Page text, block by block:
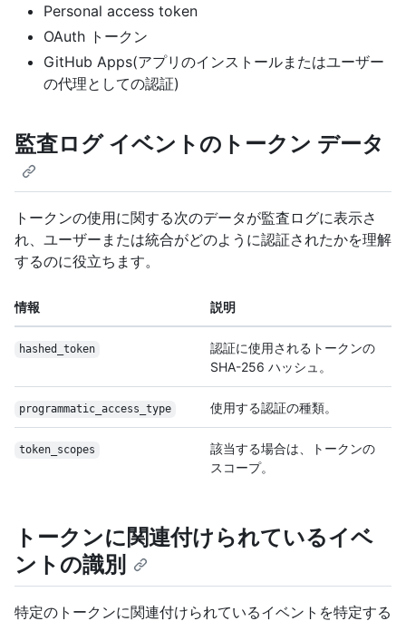
Personal access token
OAuth トークン
GitHub Apps(アプリのインストールまたはユーザー
の代理としての認証)
監査ログ イベントのトークン データ
トークンの使用に関する次のデータが監査ログに表示さ
れ、ユーザーまたは統合がどのように認証されたかを理解
するのに役立ちます。
情報 説明
hashed_token
認証に使用されるトークンの
SHA-256 ハッシュ。
programmatic_ access_type 使用する認証の種類。
token_scopes
該当する場合は、トークンの
スコープ。
トークンに関連付けられているイベ
ントの識別
特定のトークンに関連付けられているイベントを特定する